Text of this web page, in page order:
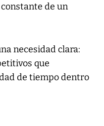
de un
necesidad clara:
que
de tiempo dentro